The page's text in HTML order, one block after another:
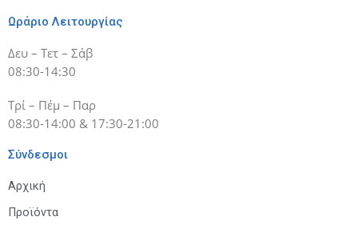
Ωράριο Λειτουργίας
Δευ – Τετ – Σάβ
08:30-14:30
Τρί – Πέμ – Παρ
08:30-14:00 & 17:30-21:00
Σύνδεσμοι
Αρχική
Προϊόντα